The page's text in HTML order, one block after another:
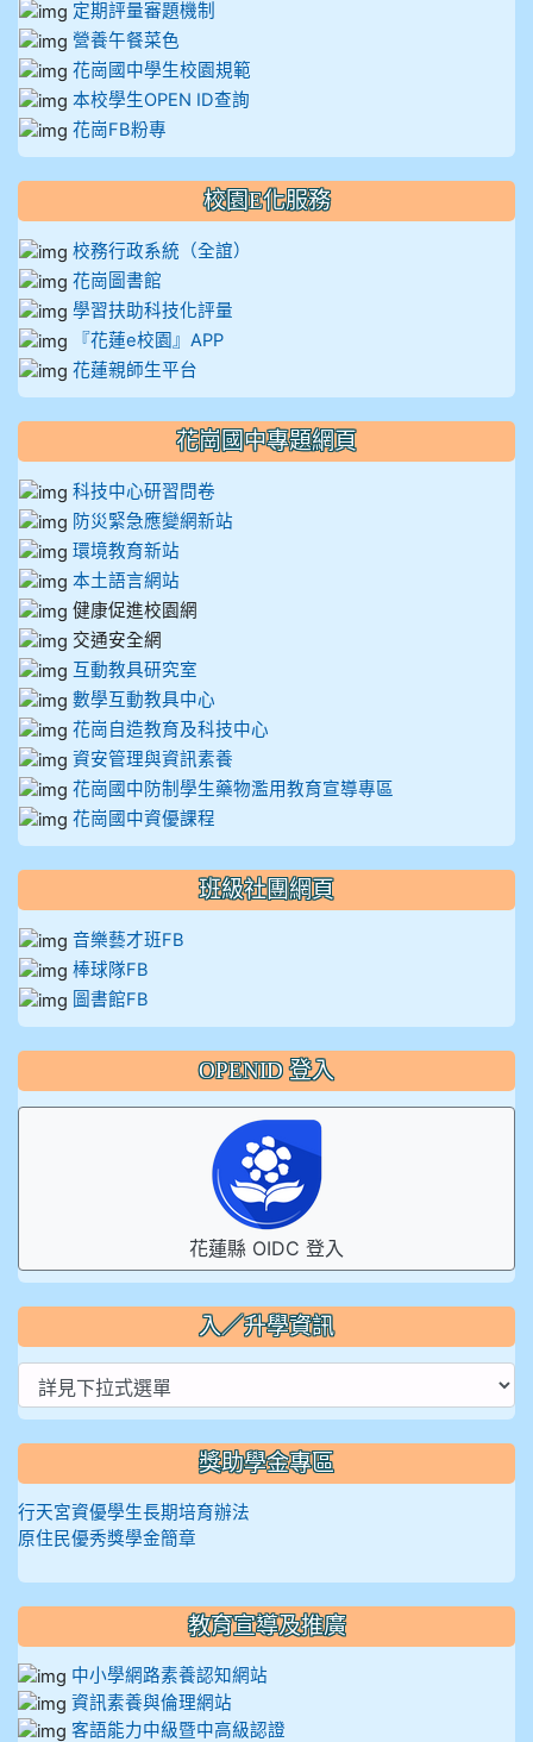
定期評量審題機制
營養午餐菜色
花崗國中學生校園規範
本校學生OPEN ID查詢
花崗FB粉專
校園E化服務
校務行政系統（全誼）
花崗圖書館
學習扶助科技化評量
『花蓮e校園』APP
花蓮親師生平台
花崗國中專題網頁
科技中心研習問卷
防災緊急應變網新站
環境教育新站
本土語言網站
健康促進校園網
交通安全網
互動教具研究室
數學互動教具中心
花崗自造教育及科技中心
資安管理與資訊素養
花崗國中防制學生藥物濫用教育宣導專區
花崗國中資優課程
班級社團網頁
音樂藝才班FB
棒球隊FB
圖書館FB
OPENID 登入
花蓮縣 OIDC 登入
入／升學資訊
獎助學金專區
行天宮資優學生長期培育辦法
原住民優秀獎學金簡章
教育宣導及推廣
中小學網路素養認知網站
資訊素養與倫理網站
客語能力中級暨中高級認證